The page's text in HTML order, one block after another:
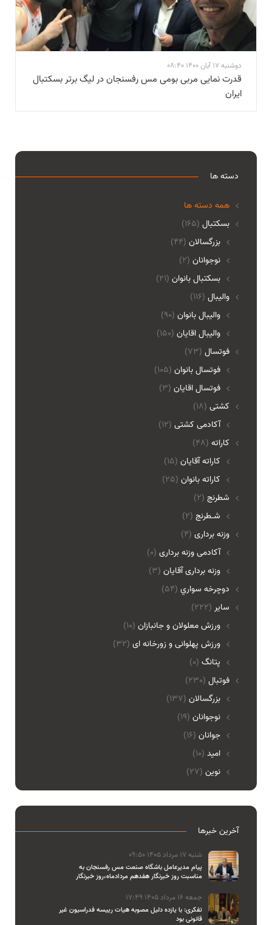
دوشنبه 17 آبان 1400 08:40
قدرت نمایی مربی بومی مس رفسنجان در ليگ برتر بسکتبال
ايران
دسته ها
همه دسته ها
(165) بسکتبال
بزرگسالان (44)
نوجوانان (2)
بسکتبال بانوان (21)
(116) والیبال
واليبال بانوان (90)
واليبال اقايان (150)
(73) فوتسال
فوتسال بانوان (105)
فوتسال اقايان (3)
(18) کشتی
آکادمی کشتی (12)
(48) کاراته
کاراته آقایان (15)
کاراته بانوان (25)
(2) شطرنج
شـطرنج (2)
(4) وزنه برداری
آکادمی وزنه برداری (0)
وزنه برداری آقایان (3)
(54) دوچرخه سواري
(222) ساير
ورزش معلولان و جانبازان (10)
ورزش پهلوانی و زورخانه ای (32)
پتانگ (0)
(230) فوتبال
بزرگسالان (137)
نوجوانان (19)
جوانان (16)
امید (10)
نوین (27)
آخرین خبرها
شنبه 17 مرداد 1405 09:50
پیام مدیرعامل باشگاه صنعت مس رفسنجان به
مناسبت روز خبرنگار هفدهم مردادماه،روز خبرنگار
جمعه 16 مرداد 1405 17:49
تفکری: با یازده دلیل مصوبه هیات رییسه فدراسیون غیر
قانونی بود